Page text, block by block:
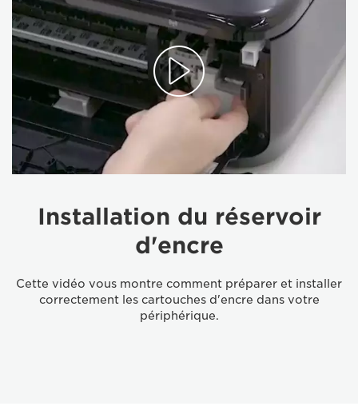
Installation du réservoir
d'encre
Cette vidéo vous montre comment préparer et installer
correctement les cartouches d'encre dans votre
périphérique.